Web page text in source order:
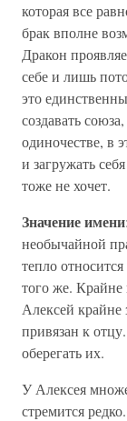
которая все
брак вполне
Дракон
себе и лишь
это
создавать
одиночестве, в
и загружать
тоже не хочет.
Значение имени
необычайной
тепло
того же. Крайне
Алексей крайне
привязан к
оберегать их.
У Алексея
стремится